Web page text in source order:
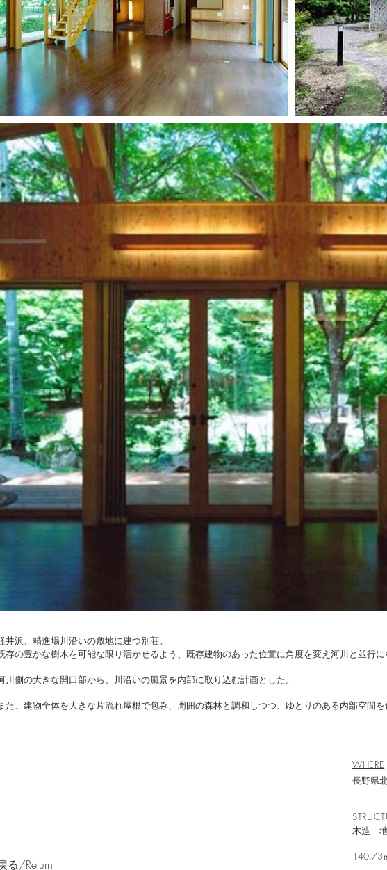
井沢、精進場川沿いの敷地に建つ別荘。
存の豊かな樹木を可能な限り活かせるよう、既存建物のあった位置に角度を変え河川と並行に
川側の大きな開口部から、川沿いの風景を内部に取り込む計画とした。
た、建物全体を大きな片流れ屋根で包み、周囲の森林と調和しつつ、ゆとりのある内部空間を
WHERE
長野県
木
140.73
る/Return